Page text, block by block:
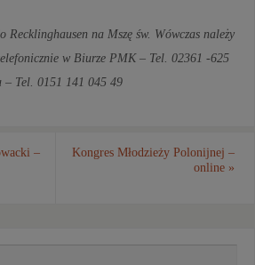
Recklinghausen na Mszę św. Wówczas należy
w Biurze PMK – Tel. 02361 -625
– Tel. 0151 141 045 49
–
Kongres Młodzieży Polonijnej –
online »